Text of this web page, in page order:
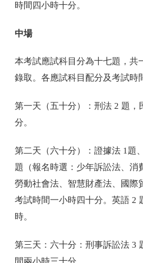
時間四小時十分。
中場
本考試應試科目分為十七題，共
錄取。各應試科目配分及考試時
第一天（五十分）：刑法 2 題，
分。
第二天（六十分）：證據法 1題
題（報名時選：少年訴訟法、消
勞動社會法、智慧財產法、國際
考試時間一小時四十分。英語 2
時。
第三天：六十分：刑事訴訟法 3